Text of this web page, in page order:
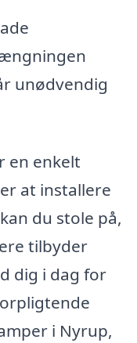
unødvendig
en enkelt
at installere
du stole på,
tilbyder
dig i dag for
i Nyrup,